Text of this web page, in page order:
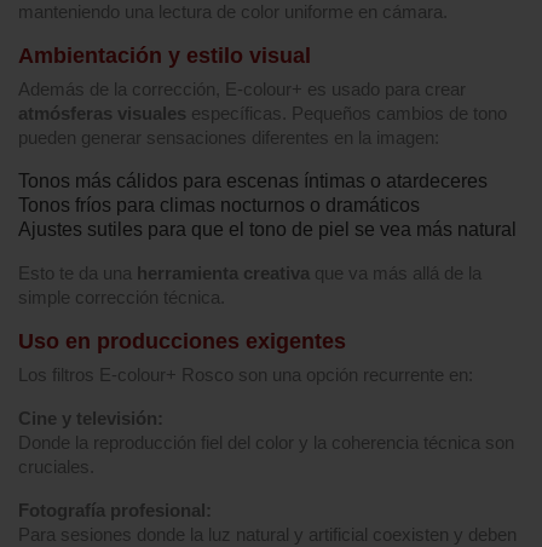
manteniendo una lectura de color uniforme en cámara.
Ambientación y estilo visual
Además de la corrección, E‑colour+ es usado para crear
atmósferas visuales específicas. Pequeños cambios de tono
pueden generar sensaciones diferentes en la imagen:
Tonos más cálidos para escenas íntimas o atardeceres
Tonos fríos para climas nocturnos o dramáticos
Ajustes sutiles para que el tono de piel se vea más natural
Esto te da una herramienta creativa que va más allá de la
simple corrección técnica.
Uso en producciones exigentes
Los filtros E‑colour+ Rosco son una opción recurrente en:
Cine y televisión:
Donde la reproducción fiel del color y la coherencia técnica son
cruciales.
Fotografía profesional:
Para sesiones donde la luz natural y artificial coexisten y deben